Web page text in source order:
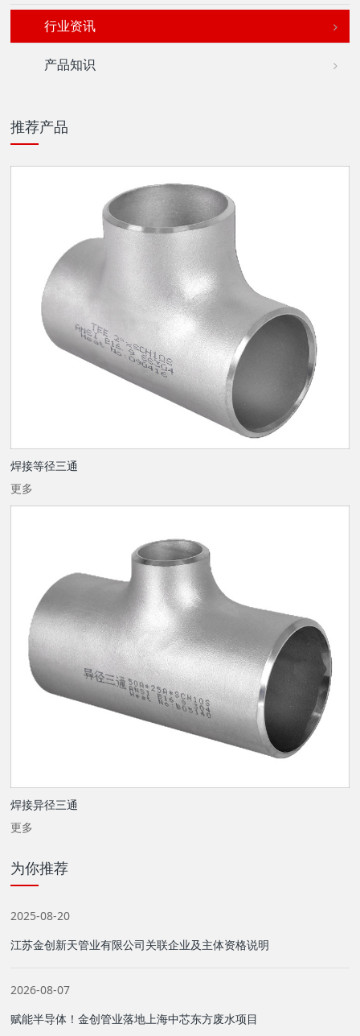
行业资讯
产品知识
推荐产品
焊接等径三通
更多
焊接异径三通
更多
为你推荐
2025-08-20
江苏金创新天管业有限公司关联企业及主体资格说明
2026-08-07
赋能半导体！金创管业落地上海中芯东方废水项目